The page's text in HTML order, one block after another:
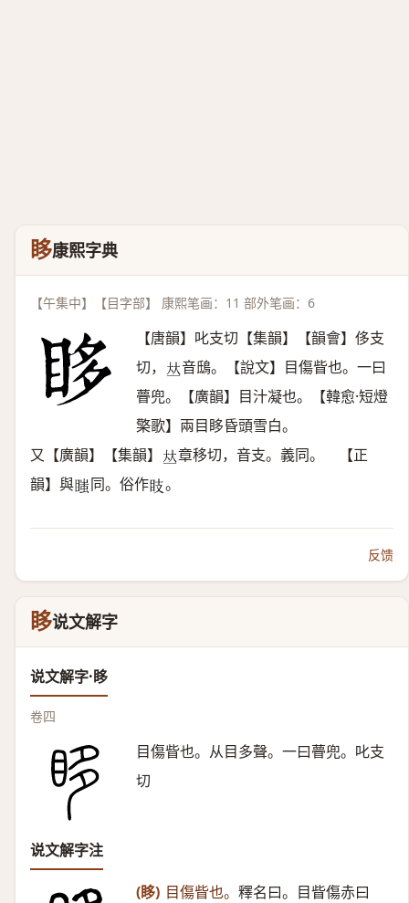
眵康熙字典
【午集中】【目字部】 康熙笔画：11 部外笔画：6
【唐韻】叱支切【集韻】【韻會】侈支
切， 𠀤音鴟。【說文】目傷眥也。一曰
瞢兜。【廣韻】目汁凝也。【韓愈·短燈
檠歌】兩目眵昏頭雪白。
又【廣韻】【集韻】 𠀤章移切，音支。義同。 【正
韻】與𥉍 同。俗作𥄏 。
反馈
眵说文解字
说文解字·眵
卷四
目傷眥也。从目多聲。一曰瞢兜。叱支
切
说文解字注
(眵) 目傷眥也。 釋名曰。目眥傷赤曰